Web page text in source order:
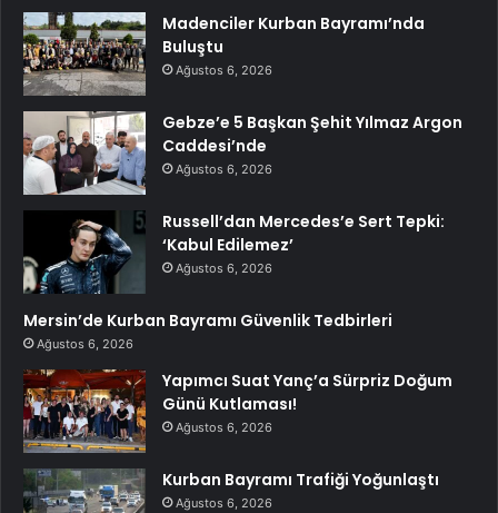
Madenciler Kurban Bayramı’nda
Buluştu
Ağustos 6, 2026
Gebze’e 5 Başkan Şehit Yılmaz Argon
Caddesi’nde
Ağustos 6, 2026
Russell’dan Mercedes’e Sert Tepki:
‘Kabul Edilemez’
Ağustos 6, 2026
Mersin’de Kurban Bayramı Güvenlik Tedbirleri
Ağustos 6, 2026
Yapımcı Suat Yanç’a Sürpriz Doğum
Günü Kutlaması!
Ağustos 6, 2026
Kurban Bayramı Trafiği Yoğunlaştı
Ağustos 6, 2026